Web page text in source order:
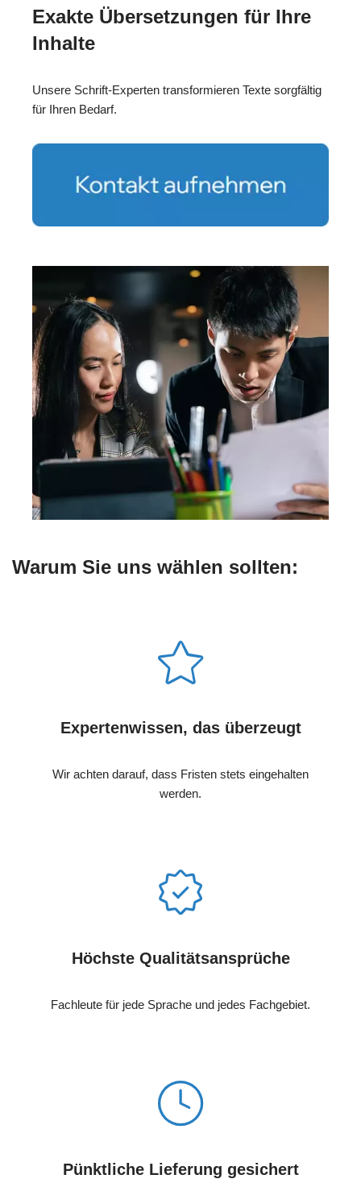
Exakte Übersetzungen für Ihre
Inhalte
Unsere Schrift-Experten transformieren Texte sorgfältig
für Ihren Bedarf.
Warum Sie uns wählen sollten:
Expertenwissen, das überzeugt
Wir achten darauf, dass Fristen stets eingehalten
werden.
Höchste Qualitätsansprüche
Fachleute für jede Sprache und jedes Fachgebiet.
Pünktliche Lieferung gesichert